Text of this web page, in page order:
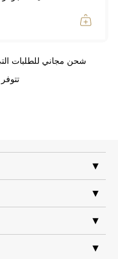
شحن مجاني للطلبات التي تزيد
▾
▾
▾
▾